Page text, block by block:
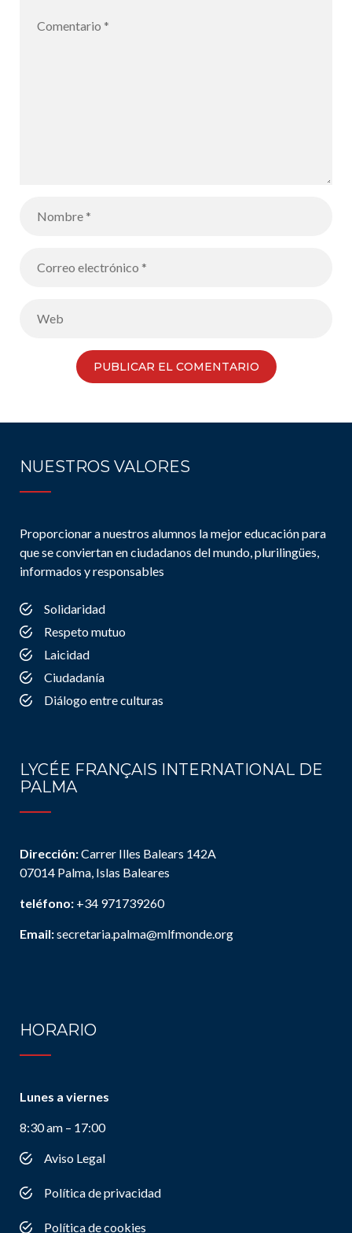
NUESTROS VALORES
Proporcionar a nuestros alumnos la mejor educación para
que se conviertan en ciudadanos del mundo, plurilingües,
informados y responsables
Solidaridad
Respeto mutuo
Laicidad
Ciudadanía
Diálogo entre culturas
LYCÉE FRANÇAIS INTERNATIONAL DE
PALMA
Dirección:Carrer Illes Balears 142A
07014 Palma, Islas Baleares
teléfono: +34 971739260
Email:secretaria.palma@mlfmonde.org
HORARIO
Lunes a viernes
8:30 am – 17:00
Aviso Legal
Política de privacidad
Política de cookies